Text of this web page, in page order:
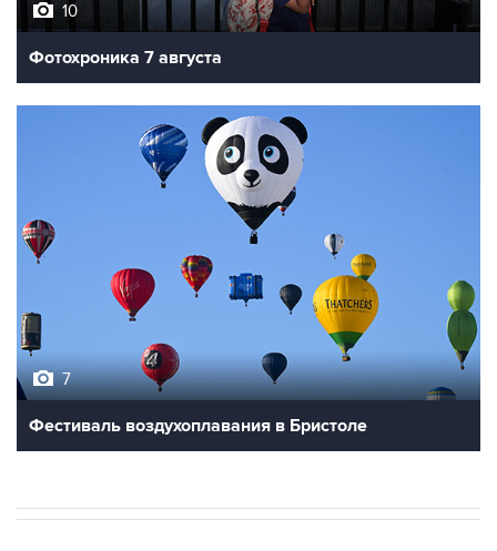
10
Фотохроника 7 августа
7
Фестиваль воздухоплавания в Бристоле